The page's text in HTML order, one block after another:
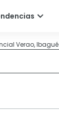
Verao, Ibagué